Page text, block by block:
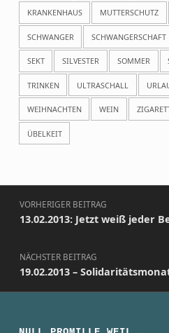
KRANKENHAUS MUTTERSCHUTZ
SCHWANGER SCHWANGERSCHAFT
SEKT SILVESTER SOMMER
TRINKEN ULTRASCHALL
WEIHNACHTEN WEIN
ÜBELKEIT
Beitragsnavigation
VORHERIGER BEITRAG
13.02.2013: Jetzt weiß jeder
NÄCHSTER BEITRAG
19.02.2013 –